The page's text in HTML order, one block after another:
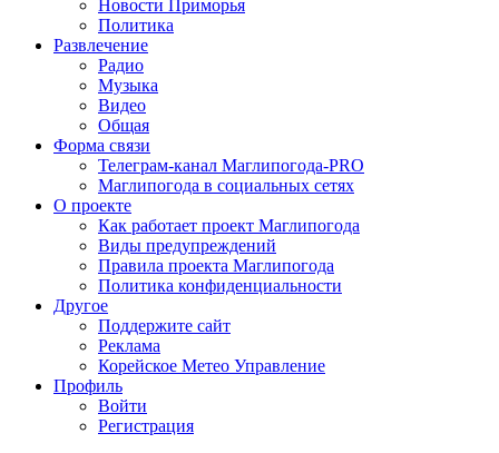
Новости Приморья
Политика
Развлечение
Радио
Музыка
Видео
Общая
Форма связи
Телеграм-канал Маглипогода-PRO
Маглипогода в социальных сетях
О проекте
Как работает проект Маглипогода
Виды предупреждений
Правила проекта Маглипогода
Политика конфиденциальности
Другое
Поддержите сайт
Реклама
Корейское Метео Управление
Профиль
Войти
Регистрация